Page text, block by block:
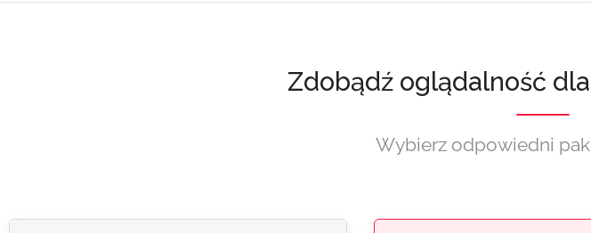
Zdobądź oglądalność
Wybierz odpowiedni